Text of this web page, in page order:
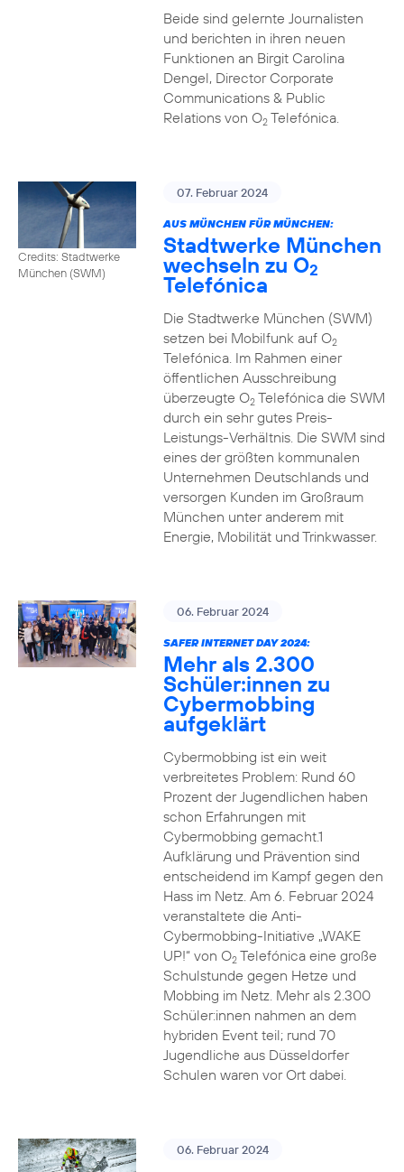
Beide sind gelernte Journalisten
und berichten in ihren neuen
Funktionen an Birgit Carolina
Dengel, Director Corporate
Communications & Public
Relations von O2Telefónica.
Credits: Stadtwerke
München (SWM)
07. Februar 2024
AUS MÜNCHEN FÜR MÜNCHEN:
Stadtwerke München
wechseln zu O2
Telefónica
Die Stadtwerke München (SWM)
setzen bei Mobilfunk auf O2
Telefónica. Im Rahmen einer
öffentlichen Ausschreibung
überzeugte O2Telefónica die SWM
durch ein sehr gutes Preis-
Leistungs-Verhältnis. Die SWM sind
eines der größten kommunalen
Unternehmen Deutschlands und
versorgen Kunden im Großraum
München unter anderem mit
Energie, Mobilität und Trinkwasser.
06. Februar 2024
SAFER INTERNET DAY 2024:
Mehr als 2.300
Schüler:innen zu
Cybermobbing
aufgeklärt
Cybermobbing ist ein weit
verbreitetes Problem: Rund 60
Prozent der Jugendlichen haben
schon Erfahrungen mit
Cybermobbing gemacht.1
Aufklärung und Prävention sind
entscheidend im Kampf gegen den
Hass im Netz. Am 6. Februar 2024
veranstaltete die Anti-
Cybermobbing-Initiative „WAKE
UP!“ von O2Telefónica eine große
Schulstunde gegen Hetze und
Mobbing im Netz. Mehr als 2.300
Schüler:innen nahmen an dem
hybriden Event teil; rund 70
Jugendliche aus Düsseldorfer
Schulen waren vor Ort dabei.
06. Februar 2024